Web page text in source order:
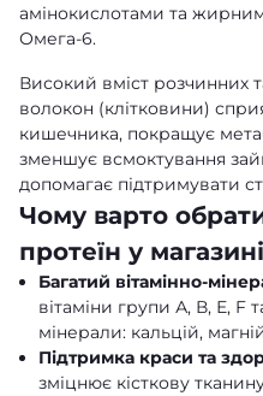
амінокислотами та
Омега-6.
Високий вміст розчинних
волокон (клітковини)
кишечника, покращує
зменшує всмоктування
допомагає підтримувати
Чому варто
протеїн у
Багатий вітамінно-
вітаміни групи А, В, Е, F
мінерали: кальцій,
Підтримка краси та
зміцнює кісткову